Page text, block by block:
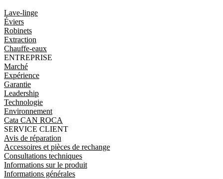
Lave-linge
Éviers
Robinets
Extraction
Chauffe-eaux
ENTREPRISE
Marché
Expérience
Garantie
Leadership
Technologie
Environnement
Cata CAN ROCA
SERVICE CLIENT
Avis de réparation
Accessoires et pièces de rechange
Consultations techniques
Informations sur le produit
Informations générales